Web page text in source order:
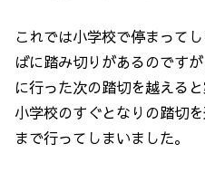
これでは小学校で停まって
ばに踏み切りがあるのです
に行った次の踏切を越える
小学校のすぐとなりの踏切
まで行ってしまいました。